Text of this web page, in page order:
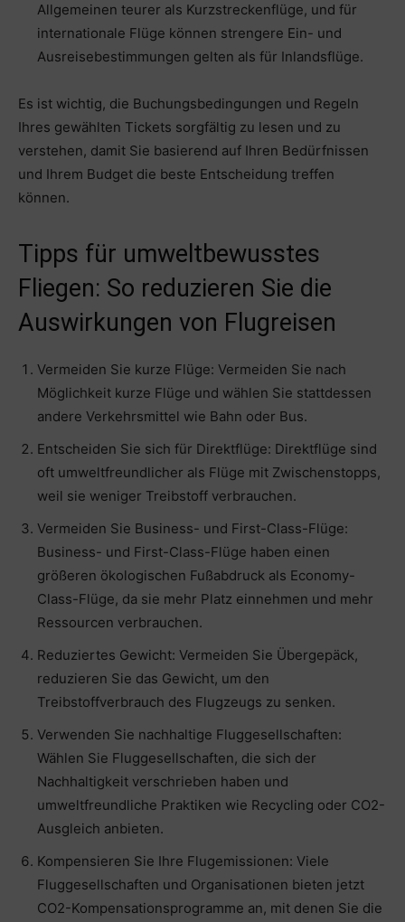
Allgemeinen teurer als Kurzstreckenflüge, und für
internationale Flüge können strengere Ein- und
Ausreisebestimmungen gelten als für Inlandsflüge.
Es ist wichtig, die Buchungsbedingungen und Regeln
Ihres gewählten Tickets sorgfältig zu lesen und zu
verstehen, damit Sie basierend auf Ihren Bedürfnissen
und Ihrem Budget die beste Entscheidung treffen
können.
Tipps für umweltbewusstes
Fliegen: So reduzieren Sie die
Auswirkungen von Flugreisen
Vermeiden Sie kurze Flüge: Vermeiden Sie nach
Möglichkeit kurze Flüge und wählen Sie stattdessen
andere Verkehrsmittel wie Bahn oder Bus.
Entscheiden Sie sich für Direktflüge: Direktflüge sind
oft umweltfreundlicher als Flüge mit Zwischenstopps,
weil sie weniger Treibstoff verbrauchen.
Vermeiden Sie Business- und First-Class-Flüge:
Business- und First-Class-Flüge haben einen
größeren ökologischen Fußabdruck als Economy-
Class-Flüge, da sie mehr Platz einnehmen und mehr
Ressourcen verbrauchen.
Reduziertes Gewicht: Vermeiden Sie Übergepäck,
reduzieren Sie das Gewicht, um den
Treibstoffverbrauch des Flugzeugs zu senken.
Verwenden Sie nachhaltige Fluggesellschaften:
Wählen Sie Fluggesellschaften, die sich der
Nachhaltigkeit verschrieben haben und
umweltfreundliche Praktiken wie Recycling oder CO2-
Ausgleich anbieten.
Kompensieren Sie Ihre Flugemissionen: Viele
Fluggesellschaften und Organisationen bieten jetzt
CO2-Kompensationsprogramme an, mit denen Sie die